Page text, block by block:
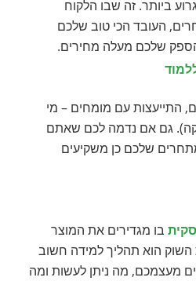
ביותר. זה שבו הלקוח
העובד הכי טוב שלכם
שלכם מעלה מחירים.
התייעצות עם מומחים – מי
גם אם נדמה לכם שאתם
שלכם כן משקיעים
בו מגדירים את המוצר
השוק הוא תהליך למידה חשוב
מעצמכם, מה ניתן לעשות ומה